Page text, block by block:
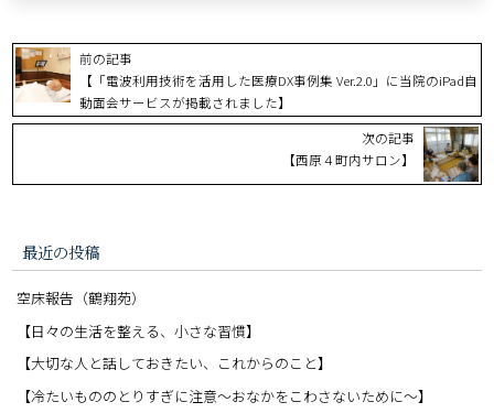
前の記事
【「電波利用技術を活用した医療DX事例集 Ver.2.0」に当院のiPad自
動面会サービスが掲載されました】
次の記事
【西原４町内サロン】
最近の投稿
空床報告（鶴翔苑）
【日々の生活を整える、小さな習慣】
【大切な人と話しておきたい、これからのこと】
【冷たいもののとりすぎに注意〜おなかをこわさないために〜】